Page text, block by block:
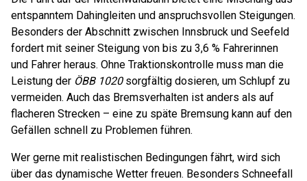
entspanntem Dahingleiten und anspruchsvollen Steigungen.
Besonders der Abschnitt zwischen Innsbruck und Seefeld
fordert mit seiner Steigung von bis zu 3,6 % Fahrerinnen
und Fahrer heraus. Ohne Traktionskontrolle muss man die
Leistung der ÖBB 1020sorgfältig dosieren, um Schlupf zu
vermeiden. Auch das Bremsverhalten ist anders als auf
flacheren Strecken – eine zu späte Bremsung kann auf den
Gefällen schnell zu Problemen führen.
Wer gerne mit realistischen Bedingungen fährt, wird sich
über das dynamische Wetter freuen. Besonders Schneefall